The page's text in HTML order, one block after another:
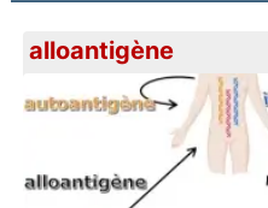
alloantigène